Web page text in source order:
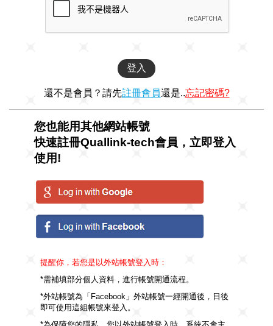
還不是會員？請先註冊會員還是..忘記密碼?
您也能用其他網站帳號
快速註冊Quallink-tech會員，立即登入
使用!
提醒你，若您是以外站帳號登入時：
*需補填部分個人資料，進行帳號開通流程。
*外站帳號為「Facebook」外站帳號一經開通後，日後
即可使用這組帳號來登入。